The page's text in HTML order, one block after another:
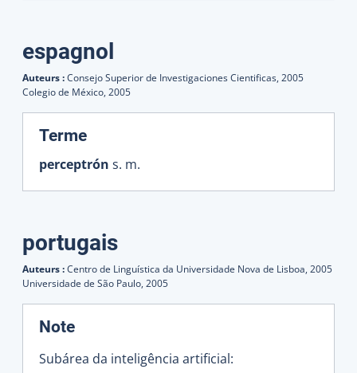
espagnol
Auteurs :Consejo Superior de Investigaciones Cientificas, 2005
Colegio de México, 2005
Terme:
perceptrón s. m.
portugais
Auteurs :Centro de Linguística da Universidade Nova de Lisboa, 2005
Universidade de São Paulo, 2005
Note:
Subárea da inteligência artificial: